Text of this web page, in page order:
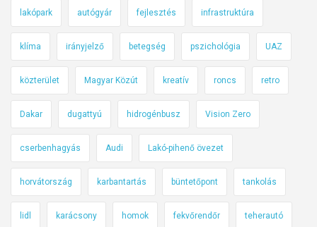
lakópark autógyár fejlesztés infrastruktúra
klíma irányjelző betegség pszichológia UAZ
közterület Magyar Közút kreatív roncs retro
Dakar dugattyú hidrogénbusz Vision Zero
cserbenhagyás Audi Lakó-pihenő övezet
horvátország karbantartás büntetőpont tankolás
lidl karácsony homok fekvőrendőr teherautó